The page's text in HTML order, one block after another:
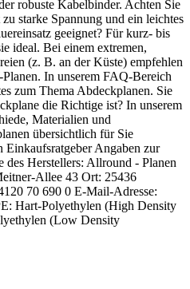
robuste Kabelbinder. Achten Sie
starke Spannung und ein leichtes
geeignet? Für kurz- bis
ideal. Bei einem extremen,
(z. B. an der Küste) empfehlen
In unserem FAQ-Bereich
zum Thema Abdeckplanen. Sie
die Richtige ist? In unserem
Materialien und
übersichtlich für Sie
Einkaufsratgeber Angaben zur
des Herstellers: Allround - Planen
Allee 43 Ort: 25436
70 690 0 E-Mail-Adresse:
Hart-Polyethylen (High Density
(Low Density